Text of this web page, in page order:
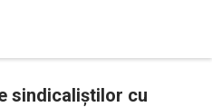
sindicaliștilor cu